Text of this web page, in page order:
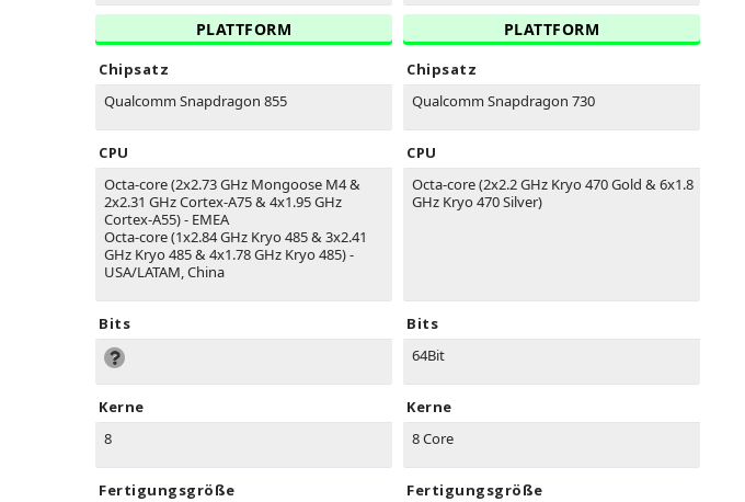
PLATTFORM
Chipsatz
Qualcomm Snapdragon 855
CPU
Octa-core (2x2.73 GHz Mongoose M4 &
2x2.31 GHz Cortex-A75 & 4x1.95 GHz
Cortex-A55) - EMEA
Octa-core (1x2.84 GHz Kryo 485 & 3x2.41
GHz Kryo 485 & 4x1.78 GHz Kryo 485) -
USA/LATAM, China
Bits
Kerne
8
Fertigungsgröße
PLATTFORM
Chipsatz
Qualcomm Snapdragon 730
CPU
Octa-core (2x2.2 GHz Kryo 470 Gold & 6x1.8
GHz Kryo 470 Silver)
Bits
64Bit
Kerne
8 Core
Fertigungsgröße